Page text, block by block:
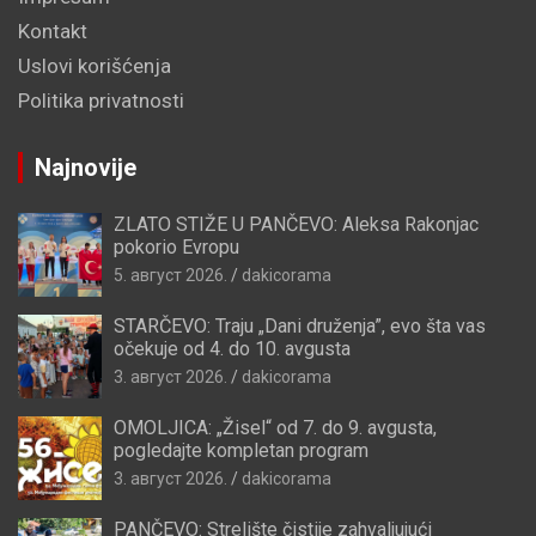
Kontakt
Uslovi korišćenja
Politika privatnosti
Najnovije
ZLATO STIŽE U PANČEVO: Aleksa Rakonjac
pokorio Evropu
5. август 2026. dakicorama
STARČEVO: Traju „Dani druženja”, evo šta vas
očekuje od 4. do 10. avgusta
3. август 2026. dakicorama
OMOLJICA: „Žisel“ od 7. do 9. avgusta,
pogledajte kompletan program
3. август 2026. dakicorama
PANČEVO: Strelište čistije zahvaljujući